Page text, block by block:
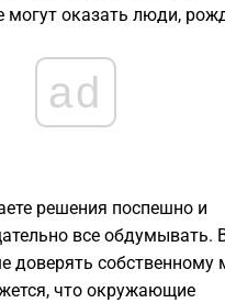
могут оказать люди,
ad
решения поспешно и
все обдумывать.
доверять собственному
что окружающие